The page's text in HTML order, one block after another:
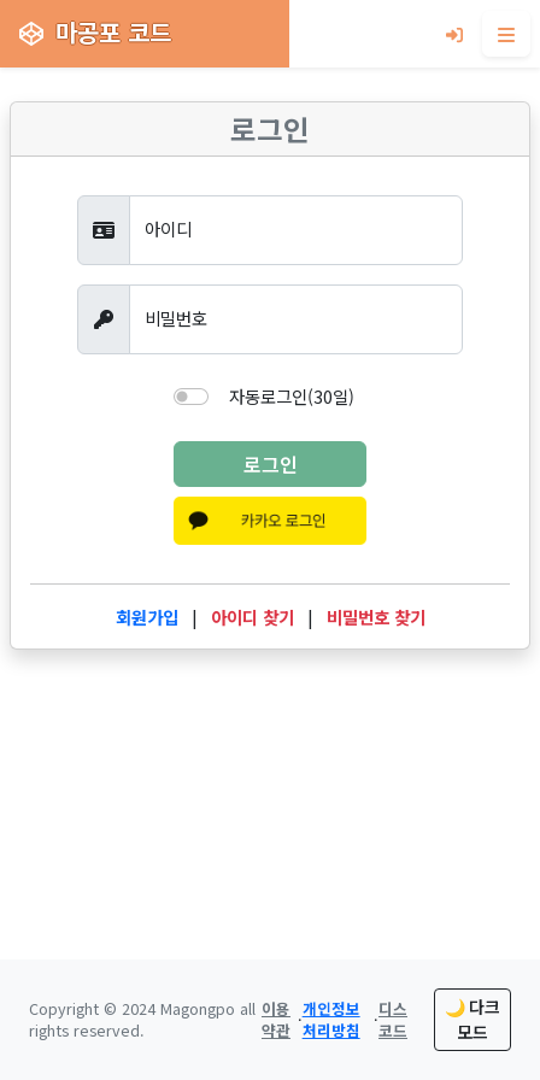
마공포 코드
로그인
아이디
비밀번호
자동로그인(30일)
회원가입 | 아이디 찾기 | 비밀번호 찾기
Copyright © 2024 Magongpo all
rights reserved.
이용
약관 ·개인정보
처리방침
·디스
코드
🌙 다크
모드